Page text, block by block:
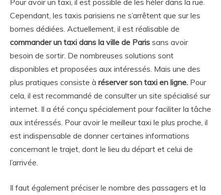
Cependant, les taxis parisiens ne s’arrêtent que sur les
bornes dédiées. Actuellement, il est réalisable de
commander un taxi dans la ville de Paris sans avoir
besoin de sortir. De nombreuses solutions sont
disponibles et proposées aux intéressés. Mais une des
plus pratiques consiste à réserver son taxi en ligne. Pour
cela, il est recommandé de consulter un site spécialisé sur
internet. Il a été conçu spécialement pour faciliter la tâche
aux intéressés. Pour avoir le meilleur taxi le plus proche, il
est indispensable de donner certaines informations
concernant le trajet, dont le lieu du départ et celui de
l’arrivée.
Il faut également préciser le nombre des passagers et la